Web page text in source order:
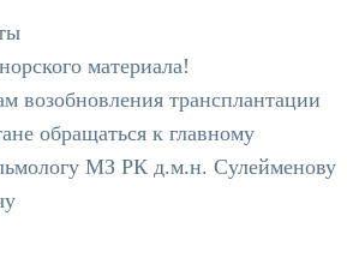
материала!
возобновления трансплантации
обращаться к главному
МЗ РК д.м.н. Сулейменову